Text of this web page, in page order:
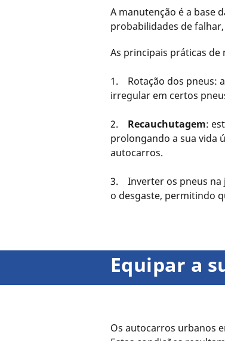
A manutenção é a base
probabilidades de
As principais práticas
1. Rotação dos pneus:
irregular em certos
2. Recauchutagem:
prolongando a sua vida
autocarros.
3. Inverter os pneus na
o desgaste, permitindo
Equipar a
Os autocarros urbanos